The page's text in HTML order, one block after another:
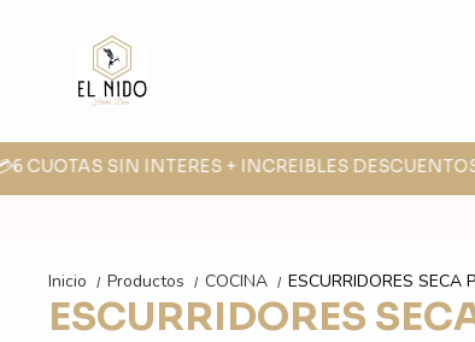
CUOTAS SIN INTERES + INCREIBLES
Inicio / Productos / COCINA / ESCURRIDORES SECA
ESCURRIDORES